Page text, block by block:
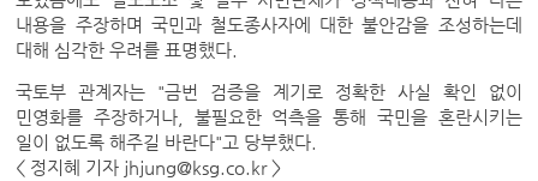
내용을 주장하며 국민과 철도종사자에 대한 불안감을 조성하는데
대해 심각한 우려를 표명했다.
국토부 관계자는 "금번 검증을 계기로 정확한 사실 확인 없이
민영화를 주장하거나, 불필요한 억측을 통해 국민을 혼란시키는
일이 없도록 해주길 바란다"고 당부했다.
< 정지혜 기자 jhjung@ksg.co.kr >